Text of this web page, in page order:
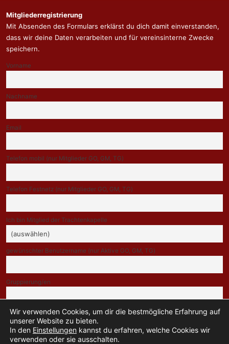
Mitgliederregistrierung
Mit Absenden des Formulars erklärst du dich damit einverstanden,
dass wir deine Daten verarbeiten und für vereinsinterne Zwecke
speichern.
Vorname
Nachname
Email
Telefon mobil (nur Mitglieder GO, GM, TG)
Telefon Festnetz (nur Mitglieder GO, GM, TG)
Ich bin Mitglied der Trachtenkapelle
gewünschter Benutzername (nur Aktive GO, GM, TG)
Gruppierung/en
Indem Du fortfährst, akzeptierst Du unsere Datenschutzerklärung.
Wir verwenden Cookies, um dir die bestmögliche Erfahrung auf
unserer Website zu bieten.
In den Einstellungen kannst du erfahren, welche Cookies wir
verwenden oder sie ausschalten.